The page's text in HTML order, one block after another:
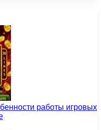
работы игровых